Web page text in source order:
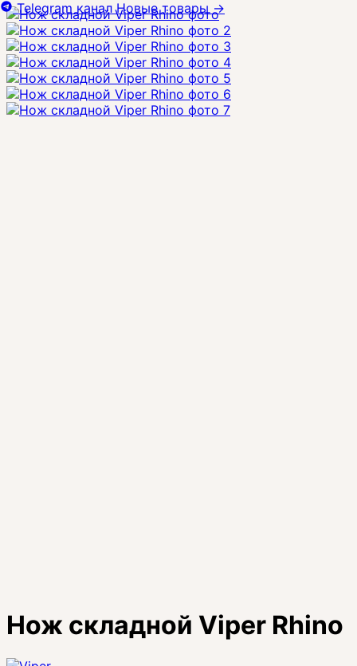
Нож складной Viper Rhino
Telegram канал Новые товары→